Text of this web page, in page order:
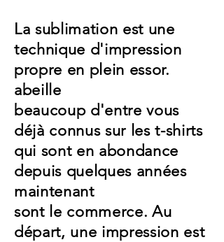
La sublimation est une
technique d'impression
propre en plein essor.
abeille
beaucoup d'entre vous
déjà connus sur les t-shirts
qui sont en abondance
depuis quelques années
maintenant
sont le commerce. Au
départ, une impression est